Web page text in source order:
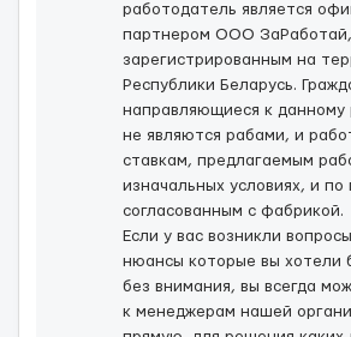
работодатель является
партнером ООО ЗаРаботай,
зарегистрированным на
Республики Беларусь.
направляющиеся к
не являются рабами, и
ставкам, предлагаемым
изначальных условиях, и по
согласованным с фабрикой.
Если у вас возникли
нюансы которые вы хотели
без внимания, вы всегда
к менеджерам нашей